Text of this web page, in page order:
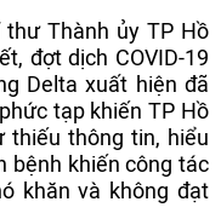
Thành ủy TP Hồ
đợt dịch COVID-19
Delta xuất hiện đã
tạp khiến TP Hồ
thiếu thông tin, hiểu
bệnh khiến công tác
khăn và không đạt